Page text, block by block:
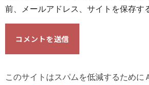
前、メールアドレス、サイトを保存す
このサイトはスパムを低減するために